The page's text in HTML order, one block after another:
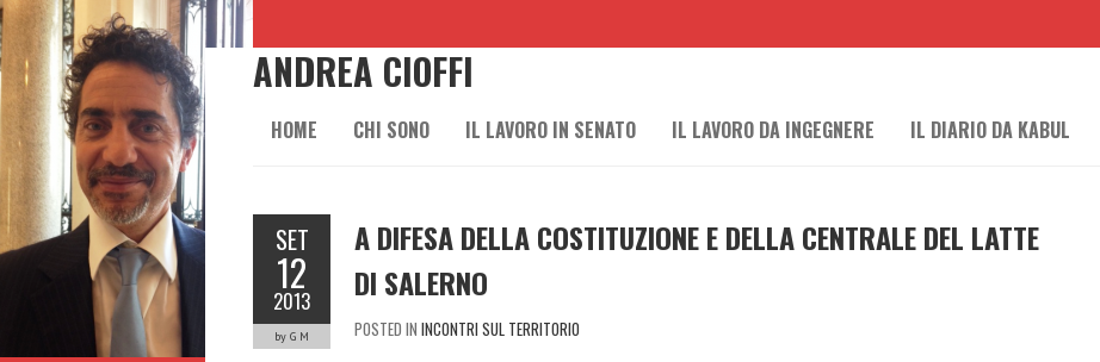
ANDREA CIOFFI
HOME CHI SONO IL LAVORO IN SENATO IL LAVORO DA INGEGNERE IL DIARIO DA KABUL
SET
12
2013
by G M
A DIFESA DELLA COSTITUZIONE E DELLA CENTRALE DEL LATTE
DI SALERNO
POSTED IN INCONTRI SUL TERRITORIO